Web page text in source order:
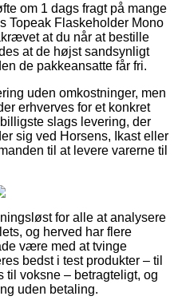
om 1 dags fragt på mange
Topeak Flaskeholder Mono
at du når at bestille
at de højst sandsynligt
de pakkeansatte får fri.
uden omkostninger, men
erhverves for et konkret
slags levering, der
sig ved Horsens, Ikast eller
til at levere varerne til
for alle at analysere
og herved har flere
være med at tvinge
bedst i test produkter – til
til voksne – betragteligt, og
uden betaling.